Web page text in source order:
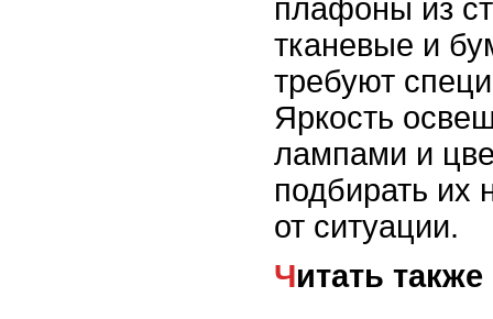
плафоны из
тканевые и
требуют
Яркость
лампами и
подбирать их
от ситуации.
Читать также